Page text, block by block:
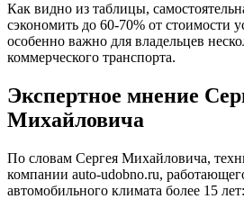
Как видно из таблицы,
сэкономить до 60-70% от стоимости
особенно важно для владельцев
коммерческого транспорта.
Экспертное мнение
Михайловича
По словам Сергея Михайловича,
компании auto-udobno.ru,
автомобильного климата более 15